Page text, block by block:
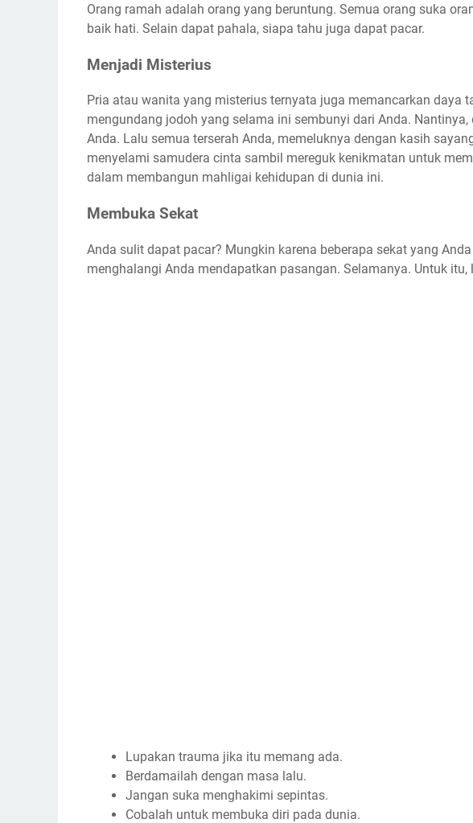
Orang ramah adalah orang yang beruntung. Semua orang suka
baik hati. Selain dapat pahala, siapa tahu juga dapat pacar.
Menjadi Misterius
Pria atau wanita yang misterius ternyata juga memancarkan daya
mengundang jodoh yang selama ini sembunyi dari Anda.
Anda. Lalu semua terserah Anda, memeluknya dengan kasih
menyelami samudera cinta sambil mereguk kenikmatan untuk
dalam membangun mahligai kehidupan di dunia ini.
Membuka Sekat
Anda sulit dapat pacar? Mungkin karena beberapa sekat yang
menghalangi Anda mendapatkan pasangan. Selamanya. Untuk itu,
Lupakan trauma jika itu memang ada.
Berdamailah dengan masa lalu.
Jangan suka menghakimi sepintas.
Cobalah untuk membuka diri pada dunia.